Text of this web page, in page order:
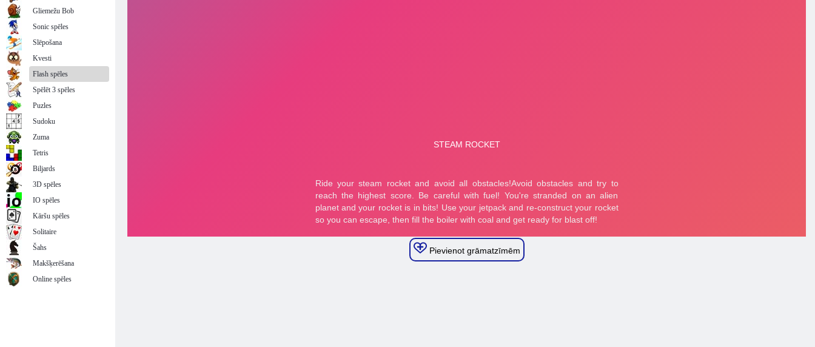
Pievienot grāmatzīmēm
Gliemežu Bob
Sonic spēles
Slēpošana
Kvesti
Flash spēles
Spēlēt 3 spēles
Puzles
Sudoku
Zuma
Tetris
Biljards
3D spēles
IO spēles
Kāršu spēles
Solitaire
Šahs
Makšķerēšana
Online spēles